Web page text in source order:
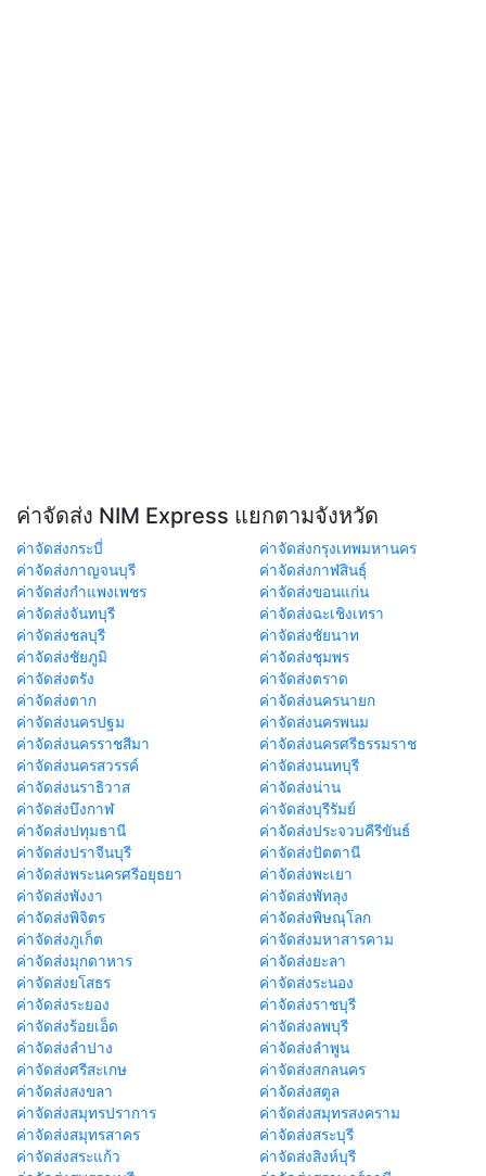
ค่าจัดส่ง NIM Express แยกตามจังหวัด
ค่าจัดส่งกระบี่
ค่าจัดส่งกรุงเทพมหานคร
ค่าจัดส่งกาญจนบุรี
ค่าจัดส่งกาฬสินธุ์
ค่าจัดส่งกำแพงเพชร
ค่าจัดส่งขอนแก่น
ค่าจัดส่งจันทบุรี
ค่าจัดส่งฉะเชิงเทรา
ค่าจัดส่งชลบุรี
ค่าจัดส่งชัยนาท
ค่าจัดส่งชัยภูมิ
ค่าจัดส่งชุมพร
ค่าจัดส่งตรัง
ค่าจัดส่งตราด
ค่าจัดส่งตาก
ค่าจัดส่งนครนายก
ค่าจัดส่งนครปฐม
ค่าจัดส่งนครพนม
ค่าจัดส่งนครราชสีมา
ค่าจัดส่งนครศรีธรรมราช
ค่าจัดส่งนครสวรรค์
ค่าจัดส่งนนทบุรี
ค่าจัดส่งนราธิวาส
ค่าจัดส่งน่าน
ค่าจัดส่งบึงกาฬ
ค่าจัดส่งบุรีรัมย์
ค่าจัดส่งปทุมธานี
ค่าจัดส่งประจวบคีรีขันธ์
ค่าจัดส่งปราจีนบุรี
ค่าจัดส่งปัตตานี
ค่าจัดส่งพระนครศรีอยุธยา
ค่าจัดส่งพะเยา
ค่าจัดส่งพังงา
ค่าจัดส่งพัทลุง
ค่าจัดส่งพิจิตร
ค่าจัดส่งพิษณุโลก
ค่าจัดส่งภูเก็ต
ค่าจัดส่งมหาสารคาม
ค่าจัดส่งมุกดาหาร
ค่าจัดส่งยะลา
ค่าจัดส่งยโสธร
ค่าจัดส่งระนอง
ค่าจัดส่งระยอง
ค่าจัดส่งราชบุรี
ค่าจัดส่งร้อยเอ็ด
ค่าจัดส่งลพบุรี
ค่าจัดส่งลำปาง
ค่าจัดส่งลำพูน
ค่าจัดส่งศรีสะเกษ
ค่าจัดส่งสกลนคร
ค่าจัดส่งสงขลา
ค่าจัดส่งสตูล
ค่าจัดส่งสมุทรปราการ
ค่าจัดส่งสมุทรสงคราม
ค่าจัดส่งสมุทรสาคร
ค่าจัดส่งสระบุรี
ค่าจัดส่งสระแก้ว
ค่าจัดส่งสิงห์บุรี